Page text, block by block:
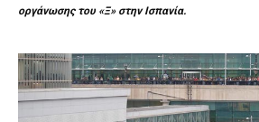
οργάνωσης του «Ξ» στην Ισπανία.